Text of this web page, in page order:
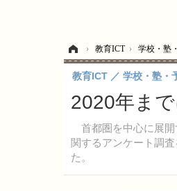
› 教育ICT › 学校・塾
2020年ま
首都圏を中心に展開
関するアンケート調
た。
教育ICT 学校・塾・